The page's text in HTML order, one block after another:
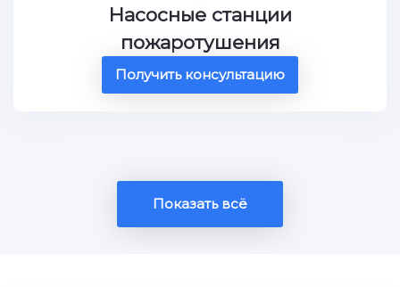
Насосные станции
пожаротушения
Получить консультацию
Показать всё